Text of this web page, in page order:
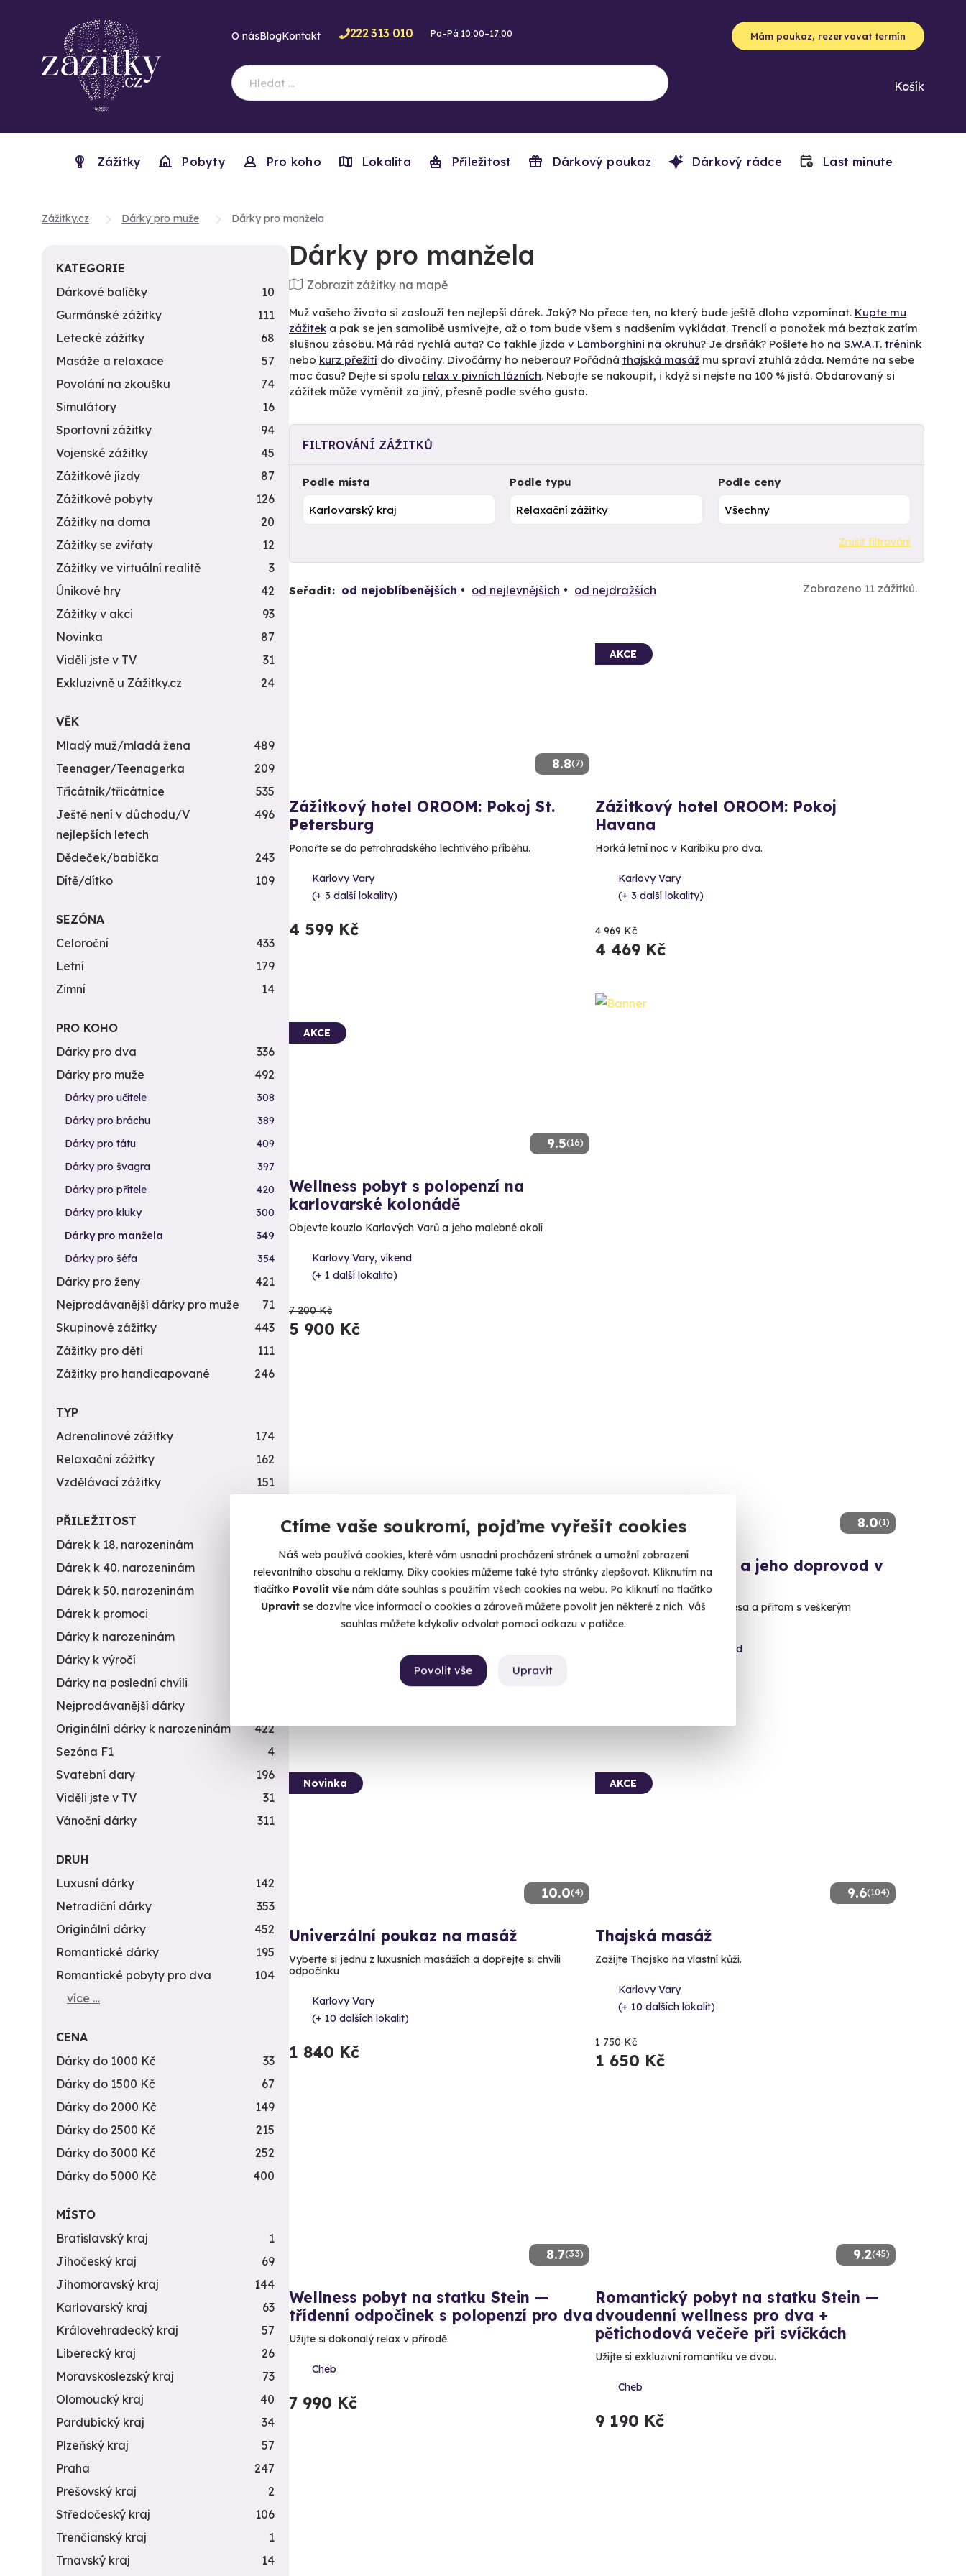
Ctíme vaše soukromí, pojďme vyřešit cookies
Náš web používá cookies, které vám usnadní procházení stránek a umožní zobrazení
relevantního obsahu a reklamy. Díky cookies můžeme také tyto stránky zlepšovat. Kliknutím na
tlačítko Povolit vše nám dáte souhlas s použitím všech cookies na webu. Po kliknutí na tlačítko
Upravitse dozvíte více informací o cookies a zároveň můžete povolit jen některé z nich. Váš
souhlas můžete kdykoliv odvolat pomocí odkazu v patičce.
Upravit
Povolit vše
O násBlogKontakt 222 313 010 Po–Pá 10:00–17:00 Mám poukaz, rezervovat termín
Košík
Zážitky Pobyty Pro koho Lokalita Příležitost Dárkový poukaz Dárkový rádce Last minute
Zážitky.cz Dárky pro muže Dárky pro manžela
Dárky pro manžela
Zobrazit zážitky na mapě
Muž vašeho života si zaslouží ten nejlepší dárek. Jaký? No přece ten, na který bude ještě dloho vzpomínat. Kupte mu
zážiteka pak se jen samolibě usmívejte, až o tom bude všem s nadšením vykládat. Trenclí a ponožek má beztak zatím
slušnou zásobu. Má rád rychlá auta? Co takhle jízda v Lamborghini na okruhu? Je drsňák? Pošlete ho na S.W.A.T. trénink
nebo kurz přežití do divočiny. Divočárny ho neberou? Pořádná thajská masážmu spraví ztuhlá záda. Nemáte na sebe
moc času? Dejte si spolu relax v pivních lázních. Nebojte se nakoupit, i když si nejste na 100 % jistá. Obdarovaný si
zážitek může vyměnit za jiný, přesně podle svého gusta.
FILTROVÁNÍ ZÁŽITKŮ
Podle místa Podle typu Podle ceny
Zrušit filtrování
Seřadit: od nejoblíbenějších od nejlevnějších od nejdražších Zobrazeno 11 zážitků.
8.8(7)
Zážitkový hotel OROOM: Pokoj St.
Petersburg
Ponořte se do petrohradského lechtivého příběhu.
Karlovy Vary
(+ 3 další lokality)
4 599 Kč
AKCE
Zážitkový hotel OROOM: Pokoj
Havana
Horká letní noc v Karibiku pro dva.
Karlovy Vary
(+ 3 další lokality)
4 969 Kč
4 469 Kč
9.5(16)
AKCE
Wellness pobyt s polopenzí na
karlovarské kolonádě
Objevte kouzlo Karlových Varů a jeho malebné okolí
Karlovy Vary, víkend
(+ 1 další lokalita)
7 200 Kč
5 900 Kč
7.5(1)
Golf & wellness pobyt ve 4* golfovém
resortu
Přijďte si užít to nejlepší z relaxace, luxusního ubytování a
golfových zážitků v Golf & Spa Resortu Cihelny.
8.0(1)
Pobyt pro golfistu a jeho doprovod v
Karlových Varech
Klid a odpočinek uprostřed lesa a přitom s veškerým
komfortem 4* resortu
Bečov nad Teplou, víkend
10.0(4)
Novinka
Univerzální poukaz na masáž
Vyberte si jednu z luxusních masážích a dopřejte si chvíli
odpočínku
Karlovy Vary
(+ 10 dalších lokalit)
1 840 Kč
9.6(104)
AKCE
Thajská masáž
Zažijte Thajsko na vlastní kůži.
Karlovy Vary
(+ 10 dalších lokalit)
1 750 Kč
1 650 Kč
8.7(33)
Wellness pobyt na statku Stein —
třídenní odpočinek s polopenzí pro dva
Užijte si dokonalý relax v přírodě.
Cheb
7 990 Kč
9.2(45)
Romantický pobyt na statku Stein —
dvoudenní wellness pro dva +
pětichodová večeře při svíčkách
Užijte si exkluzivní romantiku ve dvou.
Cheb
9 190 Kč
KATEGORIE
Dárkové balíčky
10
Gurmánské zážitky
111
Letecké zážitky
68
Masáže a relaxace
57
Povolání na zkoušku
74
Simulátory
16
Sportovní zážitky
94
Vojenské zážitky
45
Zážitkové jízdy
87
Zážitkové pobyty
126
Zážitky na doma
20
Zážitky se zvířaty
12
Zážitky ve virtuální realitě
3
Únikové hry
42
Zážitky v akci
93
Novinka
87
Viděli jste v TV
31
Exkluzivně u Zážitky.cz
24
VĚK
Mladý muž/mladá žena
489
Teenager/Teenagerka
209
Třicátník/třicátnice
535
Ještě není v důchodu/V
nejlepších letech
496
Dědeček/babička
243
Dítě/dítko
109
SEZÓNA
Celoroční
433
Letní
179
Zimní
14
PRO KOHO
Dárky pro dva
336
Dárky pro muže
492
Dárky pro učitele
308
Dárky pro bráchu
389
Dárky pro tátu
409
Dárky pro švagra
397
Dárky pro přítele
420
Dárky pro kluky
300
Dárky pro manžela
349
Dárky pro šéfa
354
Dárky pro ženy
421
Nejprodávanější dárky pro muže
71
Skupinové zážitky
443
Zážitky pro děti
111
Zážitky pro handicapované
246
TYP
Adrenalinové zážitky
174
Relaxační zážitky
162
Vzdělávací zážitky
151
PŘILEŽITOST
Dárek k 18. narozeninám
Dárek k 40. narozeninám
453
Dárek k 50. narozeninám
378
Dárek k promoci
245
Dárky k narozeninám
Dárky k výročí
Dárky na poslední chvíli
Nejprodávanější dárky
Originální dárky k narozeninám
422
Sezóna F1
4
Svatební dary
196
Viděli jste v TV
31
Vánoční dárky
311
DRUH
Luxusní dárky
142
Netradiční dárky
353
Originální dárky
452
Romantické dárky
195
Romantické pobyty pro dva
104
více …
CENA
Dárky do 1000 Kč
33
Dárky do 1500 Kč
67
Dárky do 2000 Kč
149
Dárky do 2500 Kč
215
Dárky do 3000 Kč
252
Dárky do 5000 Kč
400
MÍSTO
Bratislavský kraj
1
Jihočeský kraj
69
Jihomoravský kraj
144
Karlovarský kraj
63
Královehradecký kraj
57
Liberecký kraj
26
Moravskoslezský kraj
73
Olomoucký kraj
40
Pardubický kraj
34
Plzeňský kraj
57
Praha
247
Prešovský kraj
2
Středočeský kraj
106
Trenčianský kraj
1
Trnavský kraj
14